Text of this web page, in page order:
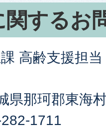
関するお
高齢支援担当
県那珂郡東海
1711